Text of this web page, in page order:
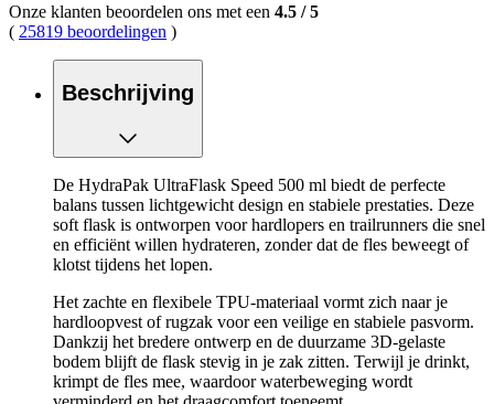
Onze klanten beoordelen ons met een 4.5 /5
( 25819 beoordelingen )
Beschrijving
De HydraPak UltraFlask Speed 500 ml biedt de perfecte
balans tussen lichtgewicht design en stabiele prestaties. Deze
soft flask is ontworpen voor hardlopers en trailrunners die snel
en efficiënt willen hydrateren, zonder dat de fles beweegt of
klotst tijdens het lopen.
Het zachte en flexibele TPU-materiaal vormt zich naar je
hardloopvest of rugzak voor een veilige en stabiele pasvorm.
Dankzij het bredere ontwerp en de duurzame 3D-gelaste
bodem blijft de flask stevig in je zak zitten. Terwijl je drinkt,
krimpt de fles mee, waardoor waterbeweging wordt